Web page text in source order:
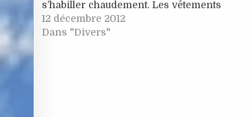
s’habiller chaudement. Les vêtements
doivent être chauds, secs, absorbants et
couper le vent. Il est particulièrement
12 décembre 2012
Dans "Divers"